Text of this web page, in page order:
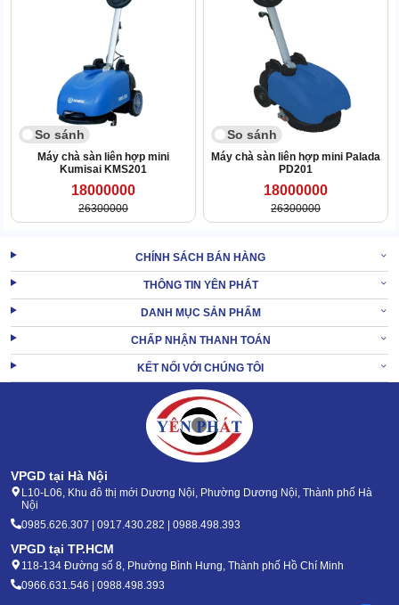
Ngoài ra, đính kèm còn có bảng kiểm soát với các nút công tắc,
XEM
Máy chà sàn karcher SCRUBBER DRIER BD
50/60 C Ep Classic
2. Quy trình vận hành thiết bị vệ sinh Karcher B
40 C Ep D 43
So sánh
Máy chà sàn liên hợp mini
Kumisai KMS201
18000000
26300000
So sánh
Máy chà sàn liên hợp mini Palada
PD201
18000000
26300000
CHÍNH SÁCH BÁN HÀNG
THÔNG TIN YÊN PHÁT
DANH MỤC SẢN PHẨM
CHẤP NHẬN THANH TOÁN
KẾT NỐI VỚI CHÚNG TÔI
VPGD tại Hà Nội
L10-L06, Khu đô thị mới Dương Nội, Phường Dương Nội, Thành phố Hà
Nội
0985.626.307 | 0917.430.282 | 0988.498.393
VPGD tại TP.HCM
118-134 Đường số 8, Phường Bình Hưng, Thành phố Hồ Chí Minh
0966.631.546 | 0988.498.393